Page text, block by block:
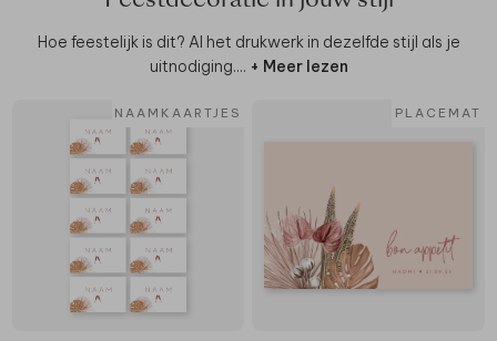
Hoe feestelijk is dit? Al het drukwerk in dezelfde stijl als je
uitnodiging.... + Meer lezen
NAAMKAARTJES PLACEMAT